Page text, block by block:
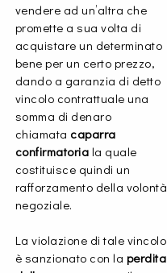
vendere ad un’altra che
promette a sua volta di
acquistare un determinato
bene per un certo prezzo,
dando a garanzia di detto
vincolo contrattuale una
somma di denaro
chiamata caparra
confirmatoria la quale
costituisce quindi un
rafforzamento della volontà
negoziale.
La violazione di tale vincolo
è sanzionato con la perdita